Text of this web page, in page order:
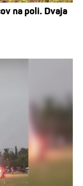
na poli. Dvaja